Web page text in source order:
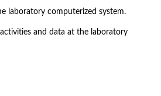
laboratory computerized system.
and data at the laboratory